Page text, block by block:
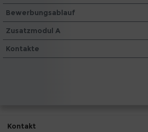
Bewerbungsablauf
Zusatzmodul A
Kontakte
Kontakt